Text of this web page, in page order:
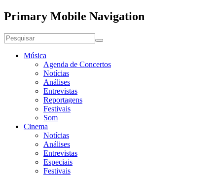
Primary Mobile Navigation
Música
Agenda de Concertos
Notícias
Análises
Entrevistas
Reportagens
Festivais
Som
Cinema
Notícias
Análises
Entrevistas
Especiais
Festivais